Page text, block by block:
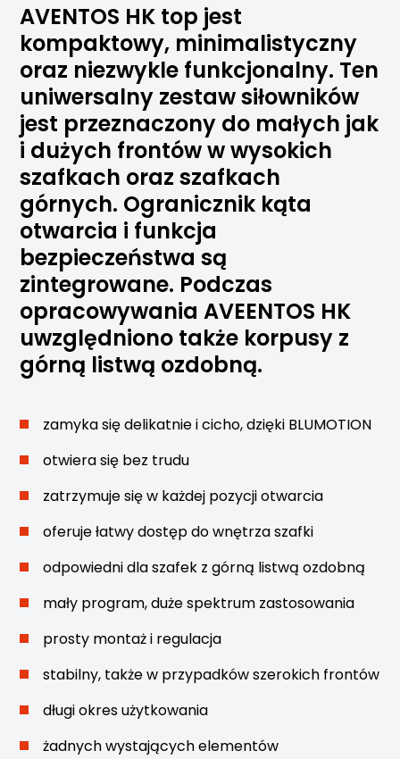
AVENTOS HK top jest
kompaktowy, minimalistyczny
oraz niezwykle funkcjonalny. Ten
uniwersalny zestaw siłowników
jest przeznaczony do małych jak
i dużych frontów w wysokich
szafkach oraz szafkach
górnych. Ogranicznik kąta
otwarcia i funkcja
bezpieczeństwa są
zintegrowane. Podczas
opracowywania AVEENTOS HK
uwzględniono także korpusy z
górną listwą ozdobną.
zamyka się delikatnie i cicho, dzięki BLUMOTION
otwiera się bez trudu
zatrzymuje się w każdej pozycji otwarcia
oferuje łatwy dostęp do wnętrza szafki
odpowiedni dla szafek z górną listwą ozdobną
mały program, duże spektrum zastosowania
prosty montaż i regulacja
stabilny, także w przypadków szerokich frontów
długi okres użytkowania
żadnych wystających elementów